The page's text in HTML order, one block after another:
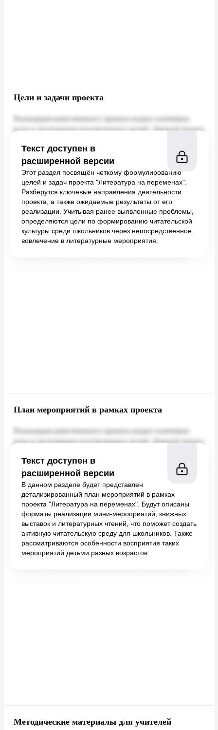
Цели и задачи проекта
Текст доступен в
расширенной версии
Этот раздел посвящён четкому формулированию
целей и задач проекта "Литература на переменах".
Разберутся ключевые направления деятельности
проекта, а также ожидаемые результаты от его
реализации. Учитывая ранее выявленные проблемы,
определяются цели по формированию читательской
культуры среди школьников через непосредственное
вовлечение в литературные мероприятия.
План мероприятий в рамках проекта
Текст доступен в
расширенной версии
В данном разделе будет представлен
детализированный план мероприятий в рамках
проекта "Литература на переменах". Будут описаны
форматы реализации мини-мероприятий, книжных
выставок и литературных чтений, что поможет создать
активную читательскую среду для школьников. Также
рассматриваются особенности восприятия таких
мероприятий детьми разных возрастов.
Методические материалы для учителей